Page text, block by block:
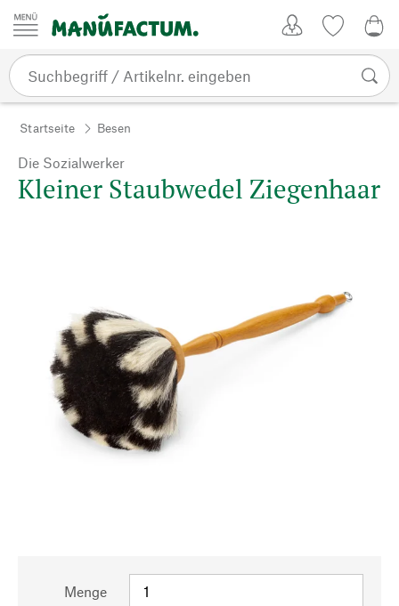
Zum Inhalt springen
Startseite Besen
Die Sozialwerker
Kleiner Staubwedel Ziegenhaar
Menge